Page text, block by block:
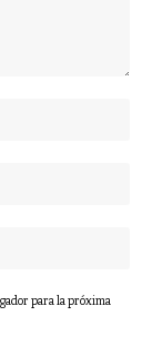
para la próxima